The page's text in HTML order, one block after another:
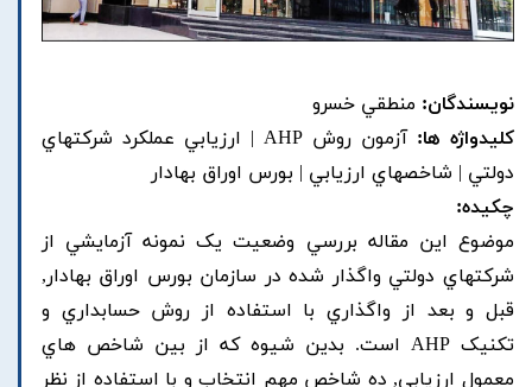
نویسندگان: منطقي خسرو
کلیدواژه ها:
آزمون روش AHP | ارزيابي عملکرد شرکتهاي
دولتي | شاخصهاي ارزيابي | بورس اوراق بهادار
چکیده:
موضوع اين مقاله بررسي وضعيت يک نمونه آزمايشي از
شرکتهاي دولتي واگذار شده در سازمان بورس اوراق بهادار,
قبل و بعد از واگذاري با استفاده از روش حسابداري و
تکنيک AHP است. بدين شيوه که از بين شاخص هاي
معمول ارزيابي, ده شاخص مهم انتخاب و با استفاده از نظر